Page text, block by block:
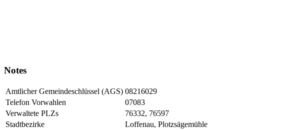
Notes
Amtlicher Gemeindeschlüssel (AGS) 08216029
Telefon Vorwahlen
07083
Verwaltete PLZs
76332, 76597
Stadtbezirke
Loffenau, Plotzsägemühle